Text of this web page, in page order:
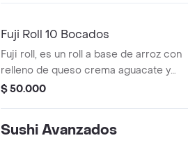
Fuji Roll 10 Bocados
Fuji roll, es un roll a base de arroz con
relleno de queso crema aguacate y
camarones crocantes con envoltura de
$ 50.000
Sushi Avanzados